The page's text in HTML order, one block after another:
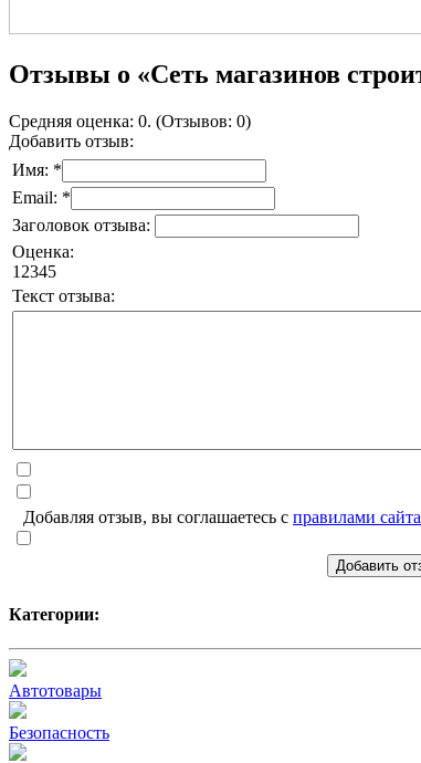
Отзывы о «Сеть магазинов
Средняя оценка: 0. (Отзывов: 0)
Добавить отзыв:
Имя: *
Email: *
Заголовок отзыва:
Оценка:
1 2345
Текст отзыва:
Добавляя отзыв, вы соглашаетесь с правилами сайта
Добавить
Категории:
Автотовары
Безопасность